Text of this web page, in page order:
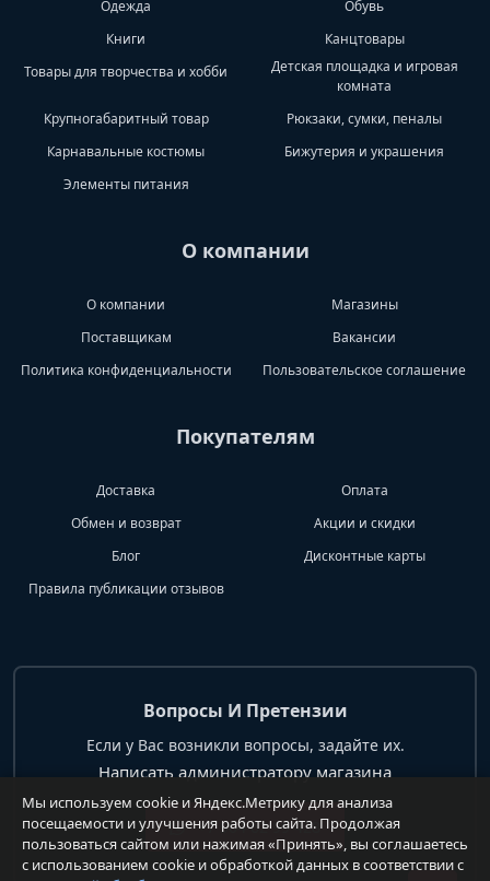
Одежда
Обувь
Книги
Канцтовары
Товары для творчества и хобби
Детская площадка и игровая
комната
Крупногабаритный товар
Рюкзаки, сумки, пеналы
Карнавальные костюмы
Бижутерия и украшения
Элементы питания
О компании
О компании
Магазины
Поставщикам
Вакансии
Политика конфиденциальности
Пользовательское соглашение
Покупателям
Доставка
Оплата
Обмен и возврат
Акции и скидки
Блог
Дисконтные карты
Правила публикации отзывов
Вопросы И Претензии
Если у Вас возникли вопросы, задайте их.
Написать администратору магазина
+7 904 62 99 428
Мы используем cookie и Яндекс.Метрику для анализа
посещаемости и улучшения работы сайта. Продолжая
пользоваться сайтом или нажимая «Принять», вы соглашаетесь
с использованием cookie и обработкой данных в соответствии с